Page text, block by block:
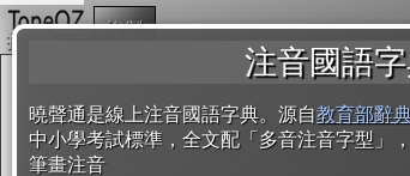
注音國語
曉聲通是線上注音國語字典。源自教育部辭
中小學考試標準，全文配「多音注音字型」
筆畫注音
複製